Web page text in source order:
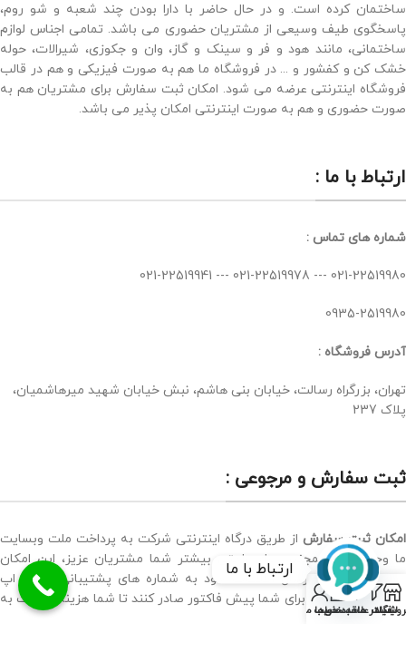
ساختمان کرده است. و در حال حاضر با دارا بودن چند شعبه و شو روم،
پاسخگوی طیف وسیعی از مشتریان حضوری می باشد. تمامی اجناس لوازم
ساختمانی، مانند هود و فر و سینک و گاز، وان و جکوزی، شیرالات، حوله
خشک کن و کفشور و ... در فروشگاه ما هم به صورت فیزیکی و هم در قالب
فروشگاه اینترنتی عرضه می شود. امکان ثبت سفارش برای مشتریان هم به
صورت حضوری و هم به صورت اینترنتی امکان پذیر می باشد.
ارتباط با ما :
شماره های تماس :
021-22519980 --- 021-22519978 --- 021-22519941
0935-2519980
آدرس فروشگاه :
تهران، بزرگراه رسالت، خیابان بنی هاشم، نبش خیابان شهید میرهاشمیان،
پلاک 237
ثبت سفارش و مرجوعی :
امکان ثبت سفارش از طریق درگاه اینترنتی شرکت به پرداخت ملت وبسایت
ما وجود دارد. همچنین برای راحتی بیشتر شما مشتریان عزیز، این امکان
وجود دارد که با ارسال اطلاعات خود به شماره های پشتیبانی واتس اپ
سایت، همکاران ما برای شما پیش فاکتور صادر کنند تا شما هزینه را کارت به
کارت کنید.
فیلتر ها
لیست علاقه‌مندی‌ها
0
سبد خرید
حساب من
ارتباط با ما
Open